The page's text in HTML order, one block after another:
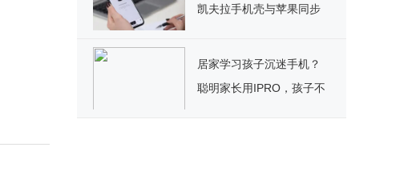
凯夫拉手机壳与苹果同步
居家学习孩子沉迷手机？
聪明家长用IPRO，孩子不